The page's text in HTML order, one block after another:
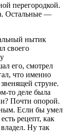
перегородкой.
Остальные —
нытик
своего
его, смотрел
что именно
струне.
то деле была
Почти опорой.
Если бы умел
рецепт, как
Ну так